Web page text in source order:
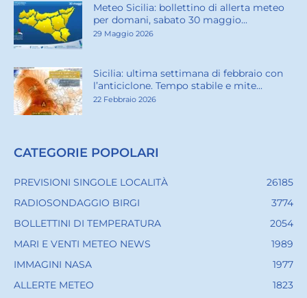
Meteo Sicilia: bollettino di allerta meteo
per domani, sabato 30 maggio...
29 Maggio 2026
Sicilia: ultima settimana di febbraio con
l’anticiclone. Tempo stabile e mite...
22 Febbraio 2026
CATEGORIE POPOLARI
PREVISIONI SINGOLE LOCALITÀ
26185
RADIOSONDAGGIO BIRGI
3774
BOLLETTINI DI TEMPERATURA
2054
MARI E VENTI METEO NEWS
1989
IMMAGINI NASA
1977
ALLERTE METEO
1823